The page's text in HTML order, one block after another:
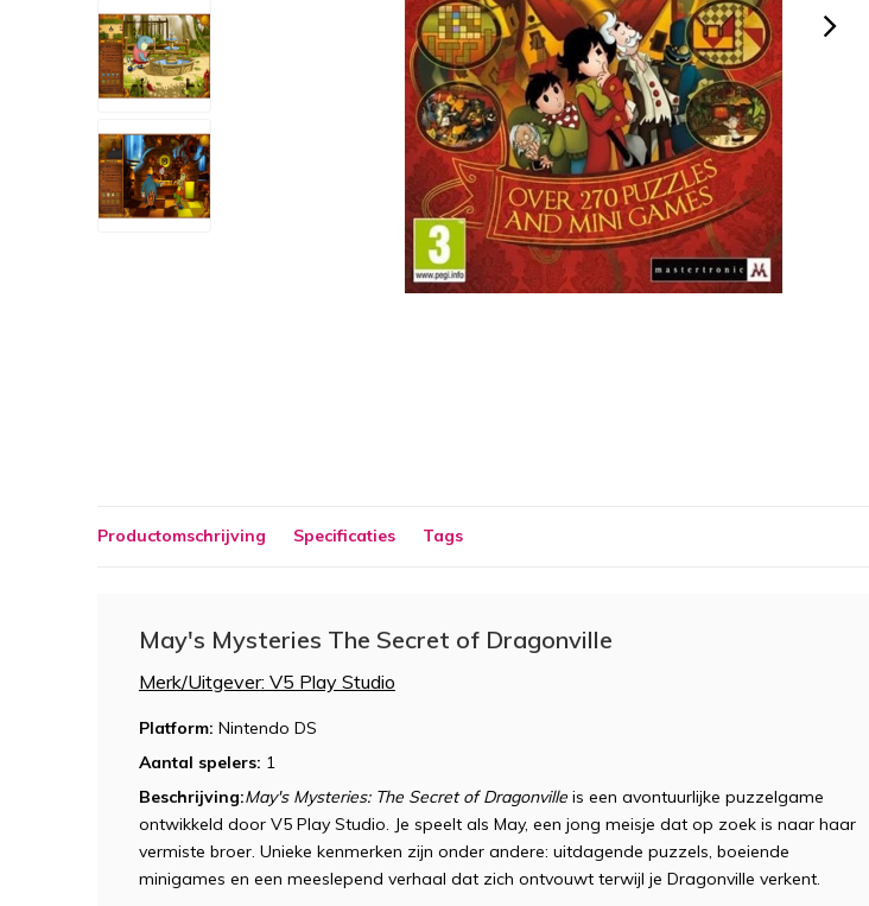
Productomschrijving Specificaties Tags
May's Mysteries The Secret of Dragonville
Merk/Uitgever: V5 Play Studio
Platform: Nintendo DS
Aantal spelers: 1
Beschrijving:May's Mysteries: The Secret of Dragonville is een avontuurlijke puzzelgame
ontwikkeld door V5 Play Studio. Je speelt als May, een jong meisje dat op zoek is naar haar
vermiste broer. Unieke kenmerken zijn onder andere: uitdagende puzzels, boeiende
minigames en een meeslepend verhaal dat zich ontvouwt terwijl je Dragonville verkent.